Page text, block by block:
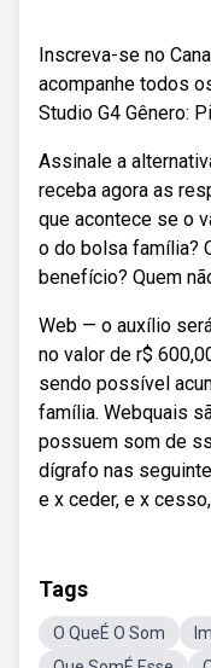
Inscreva-se no
acompanhe todos
Studio G4 Gênero:
Assinale a
receba agora as
que acontece se o
o do bolsa família?
benefício? Quem
Web — o auxílio
no valor de r$
sendo possível
família. Webquais
possuem som de
dígrafo nas
e x ceder, e x
Tags
O QueÉ O Som